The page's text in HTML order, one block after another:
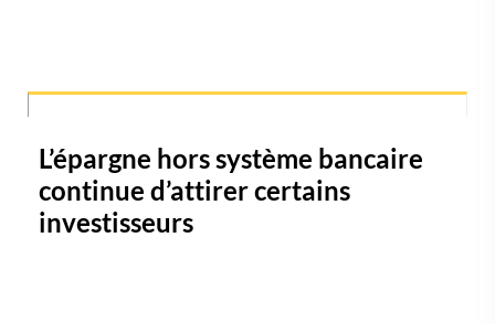
L’épargne hors système bancaire
continue d’attirer certains
investisseurs